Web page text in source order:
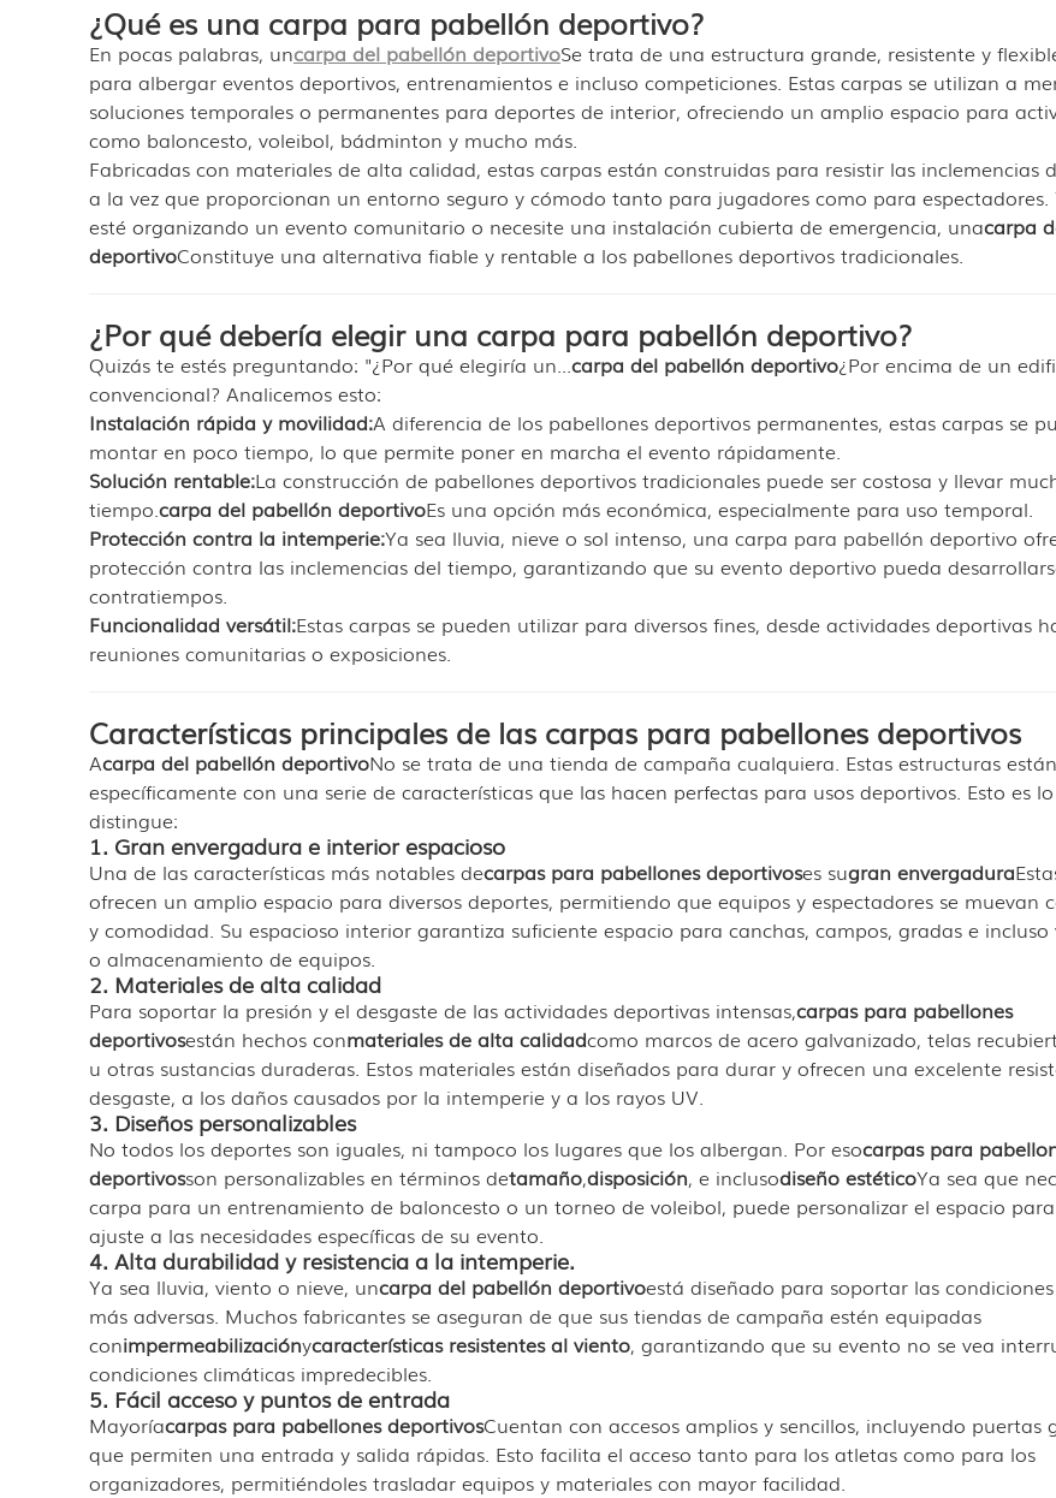
¿Qué es una carpa para pabellón deportivo?
En pocas palabras, uncarpa del pabellón deportivoSe trata de una estructura grande, resistente y
para albergar eventos deportivos, entrenamientos e incluso competiciones. Estas carpas se utilizan a
soluciones temporales o permanentes para deportes de interior, ofreciendo un amplio espacio para
como baloncesto, voleibol, bádminton y mucho más.
Fabricadas con materiales de alta calidad, estas carpas están construidas para resistir las inclemencias
a la vez que proporcionan un entorno seguro y cómodo tanto para jugadores como para espectadores.
esté organizando un evento comunitario o necesite una instalación cubierta de emergencia, unacarpa
deportivoConstituye una alternativa fiable y rentable a los pabellones deportivos tradicionales.
¿Por qué debería elegir una carpa para pabellón deportivo?
Quizás te estés preguntando: "¿Por qué elegiría un...carpa del pabellón deportivo¿Por encima de un
convencional? Analicemos esto:
Instalación rápida y movilidad:A diferencia de los pabellones deportivos permanentes, estas carpas se
montar en poco tiempo, lo que permite poner en marcha el evento rápidamente.
Solución rentable:La construcción de pabellones deportivos tradicionales puede ser costosa y llevar
tiempo.carpa del pabellón deportivoEs una opción más económica, especialmente para uso temporal.
Protección contra la intemperie:Ya sea lluvia, nieve o sol intenso, una carpa para pabellón deportivo
protección contra las inclemencias del tiempo, garantizando que su evento deportivo pueda
contratiempos.
Funcionalidad versátil:Estas carpas se pueden utilizar para diversos fines, desde actividades deportivas
reuniones comunitarias o exposiciones.
Características principales de las carpas para pabellones deportivos
Acarpa del pabellón deportivoNo se trata de una tienda de campaña cualquiera. Estas estructuras
específicamente con una serie de características que las hacen perfectas para usos deportivos. Esto es
distingue:
1. Gran envergadura e interior espacioso
Una de las características más notables decarpas para pabellones deportivoses sugran envergadura
ofrecen un amplio espacio para diversos deportes, permitiendo que equipos y espectadores se muevan
y comodidad. Su espacioso interior garantiza suficiente espacio para canchas, campos, gradas e incluso
o almacenamiento de equipos.
2. Materiales de alta calidad
Para soportar la presión y el desgaste de las actividades deportivas intensas,carpas para pabellones
deportivosestán hechos conmateriales de alta calidadcomo marcos de acero galvanizado, telas
u otras sustancias duraderas. Estos materiales están diseñados para durar y ofrecen una excelente
desgaste, a los daños causados ​​por la intemperie y a los rayos UV.
3. Diseños personalizables
No todos los deportes son iguales, ni tampoco los lugares que los albergan. Por esocarpas para
deportivosson personalizables en términos detamaño,disposición, e inclusodiseño estéticoYa sea que
carpa para un entrenamiento de baloncesto o un torneo de voleibol, puede personalizar el espacio
ajuste a las necesidades específicas de su evento.
4. Alta durabilidad y resistencia a la intemperie.
Ya sea lluvia, viento o nieve, uncarpa del pabellón deportivoestá diseñado para soportar las
más adversas. Muchos fabricantes se aseguran de que sus tiendas de campaña estén equipadas
conimpermeabilizaciónycaracterísticas resistentes al viento, garantizando que su evento no se vea
condiciones climáticas impredecibles.
5. Fácil acceso y puntos de entrada
Mayoríacarpas para pabellones deportivosCuentan con accesos amplios y sencillos, incluyendo puertas
que permiten una entrada y salida rápidas. Esto facilita el acceso tanto para los atletas como para los
organizadores, permitiéndoles trasladar equipos y materiales con mayor facilidad.